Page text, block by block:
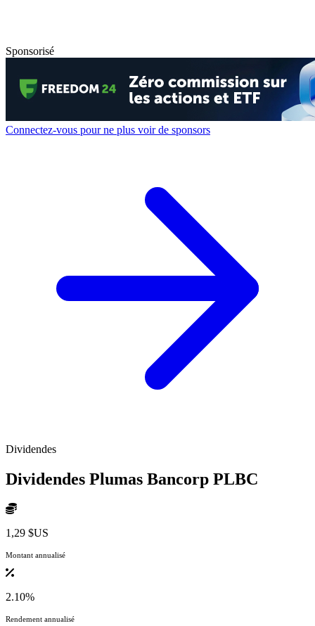
Sponsorisé
Connectez-vous pour ne plus voir de sponsors
Dividendes
Dividendes Plumas Bancorp PLBC
1,29 $US
Montant annualisé
2.10%
Rendement annualisé